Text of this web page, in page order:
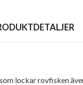
lockar rovfisken